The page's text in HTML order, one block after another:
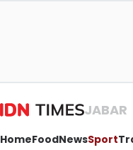
JABAR
HomeFoodNewsSport